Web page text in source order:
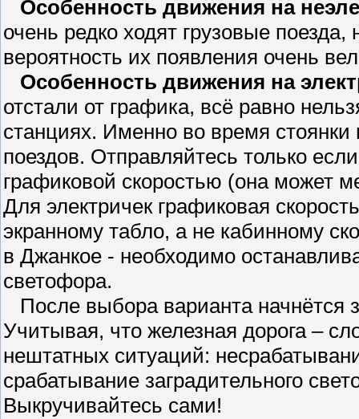
Особенность движения на
очень редко ходят грузовые
вероятность их появления очень
Особенность движения на
отстали от графика, всё равно
станциях. Именно во время
поездов. Отправляйтесь только
графиковой скоростью (она может
Для электричек графиковая
экранному табло, а не кабинному
в Джанкое - необходимо
светофора.
После выбора варианта начнётся
Учитывая, что железная дорога –
нештатных ситуаций:
срабатывание заградительного
Выкручивайтесь сами!